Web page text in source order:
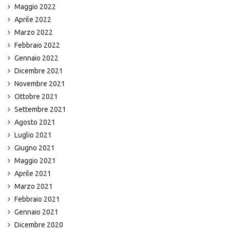
Maggio 2022
Aprile 2022
Marzo 2022
Febbraio 2022
Gennaio 2022
Dicembre 2021
Novembre 2021
Ottobre 2021
Settembre 2021
Agosto 2021
Luglio 2021
Giugno 2021
Maggio 2021
Aprile 2021
Marzo 2021
Febbraio 2021
Gennaio 2021
Dicembre 2020